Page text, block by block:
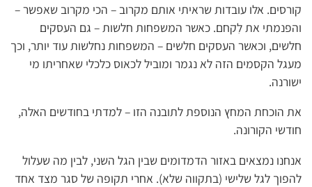
קורסים. אלו עובדות שראיתי אותם מקרוב – הכי מקרוב שאפשר –
והפנמתי את לִקחם. כאשר המשפחות חלשות – גם העסקים
חלשים, וכאשר העסקים חלשים – המשפחות נחלשות עוד יותר, וכך
מעגל הקסמים הזה לא נגמר ומוביל לכאוס כלכלי שאחריתו מי
ישורנה.
את הוכחת המחץ הנוספת לתובנה הזו – למדתי בחודשים האלה,
חודשי הקורונה.
אנחנו נמצאים באזור הדמדומים שבין הגל השני, לבין מה שעלול
להפוך לגל שלישי (בתקווה שלא). אחרי תקופה של סגר מצד אחד